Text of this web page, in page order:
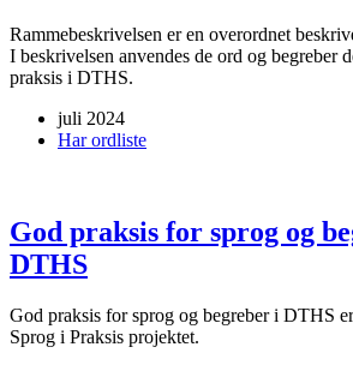
Rammebeskrivelsen er en overordnet
I beskrivelsen anvendes de ord og begreber
praksis i DTHS.
juli 2024
Har ordliste
God praksis for sprog og
DTHS
God praksis for sprog og begreber i DTHS
Sprog i Praksis projektet.